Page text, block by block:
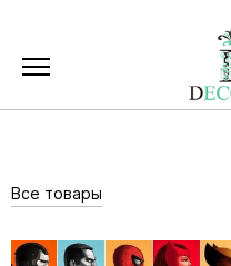
Все товары